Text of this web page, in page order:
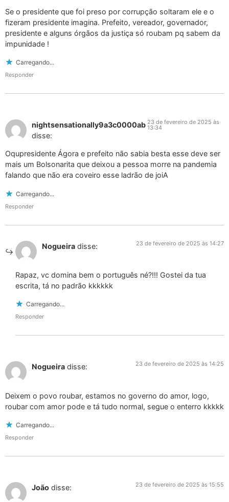
Se o presidente que foi preso por corrupção soltaram ele e o
fizeram presidente imagina. Prefeito, vereador, governador,
presidente e alguns órgãos da justiça só roubam pq sabem da
impunidade !
Carregando...
Responder
nightsensationally9a3c0000ab
disse:
23 de fevereiro de 2025 às
13:34
Oqupresidente Ágora e prefeito não sabia besta esse deve ser
mais um Bolsonarita que deixou a pessoa morre na pandemia
falando que não era coveiro esse ladrão de joiA
Carregando...
Responder
Nogueira disse: 23 de fevereiro de 2025 às 14:27
Rapaz, vc domina bem o português né?!!! Gostei da tua
escrita, tá no padrão kkkkkk
Carregando...
Responder
Nogueira disse: 23 de fevereiro de 2025 às 14:25
Deixem o povo roubar, estamos no governo do amor, logo,
roubar com amor pode e tá tudo normal, segue o enterro kkkkk
Carregando...
Responder
João disse: 23 de fevereiro de 2025 às 15:55